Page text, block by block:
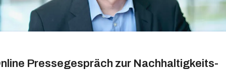
Pressegespräch zur Nachhaltigkeits-